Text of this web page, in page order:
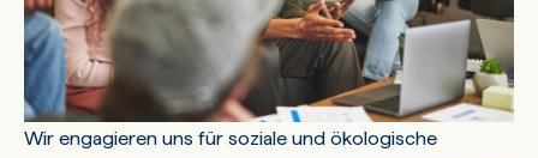
Wir engagieren uns für soziale und ökologische